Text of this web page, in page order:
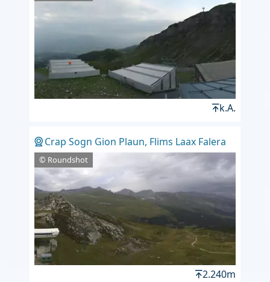
k.A.
Crap Sogn Gion Plaun, Flims Laax Falera
© Roundshot
2.240m